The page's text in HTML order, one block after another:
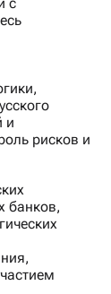
с
и
рисков и
банков,